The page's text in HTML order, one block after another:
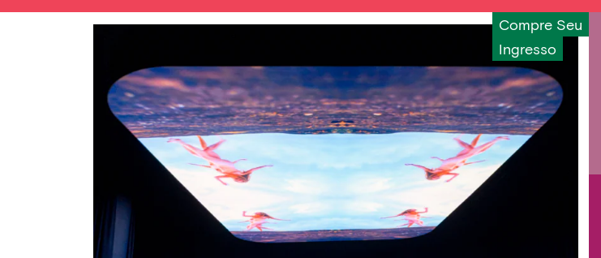
Compre Seu
Ingresso